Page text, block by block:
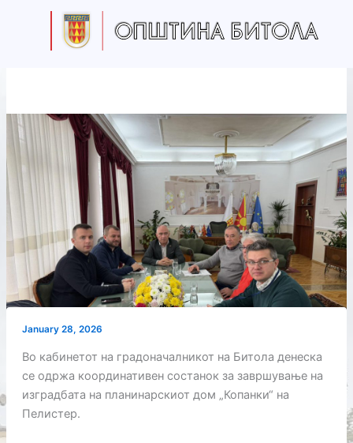
January 28, 2026
Во кабинетот на градоначалникот на Битола денеска
се одржа координативен состанок за завршување на
изградбата на планинарскиот дом „Копанки“ на
Пелистер.